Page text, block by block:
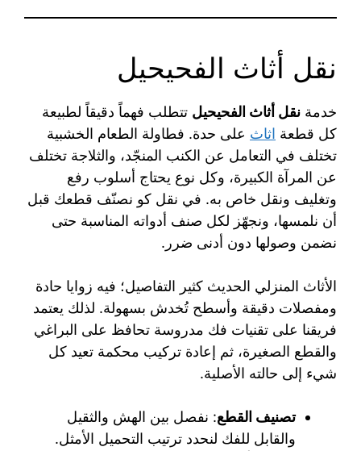
نقل أثاث الفحيحيل
خدمة نقل أثاث الفحيحيل تتطلب فهماً دقيقاً لطبيعة
كل قطعة اثاث على حدة. فطاولة الطعام الخشبية
تختلف في التعامل عن الكنب المنجّد، والثلاجة تختلف
عن المرآة الكبيرة، وكل نوع يحتاج أسلوب رفع
وتغليف ونقل خاص به. في نقل كو نصنّف قطعك قبل
أن نلمسها، ونجهّز لكل صنف أدواته المناسبة حتى
نضمن وصولها دون أدنى ضرر.
الأثاث المنزلي الحديث كثير التفاصيل؛ فيه زوايا حادة
ومفصلات دقيقة وأسطح تُخدش بسهولة. لذلك يعتمد
فريقنا على تقنيات فك مدروسة تحافظ على البراغي
والقطع الصغيرة، ثم إعادة تركيب محكمة تعيد كل
شيء إلى حالته الأصلية.
تصنيف القطع: نفصل بين الهش والثقيل
والقابل للفك لنحدد ترتيب التحميل الأمثل.